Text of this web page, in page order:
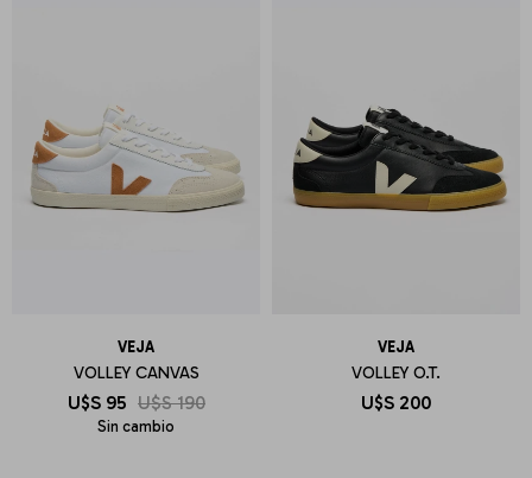
VEJA
VOLLEY CANVAS
U$S 95 U$S 190
Sin cambio
VEJA
VOLLEY O.T.
U$S 200